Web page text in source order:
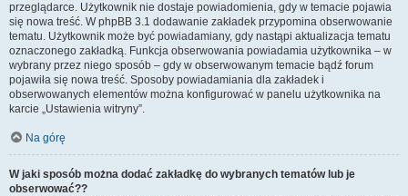
przeglądarce. Użytkownik nie dostaje powiadomienia, gdy w temacie pojawia
się nowa treść. W phpBB 3.1 dodawanie zakładek przypomina obserwowanie
tematu. Użytkownik może być powiadamiany, gdy nastąpi aktualizacja tematu
oznaczonego zakładką. Funkcja obserwowania powiadamia użytkownika – w
wybrany przez niego sposób – gdy w obserwowanym temacie bądź forum
pojawiła się nowa treść. Sposoby powiadamiania dla zakładek i
obserwowanych elementów można konfigurować w panelu użytkownika na
karcie „Ustawienia witryny”.
Na górę
W jaki sposób można dodać zakładkę do wybranych tematów lub je
obserwować??